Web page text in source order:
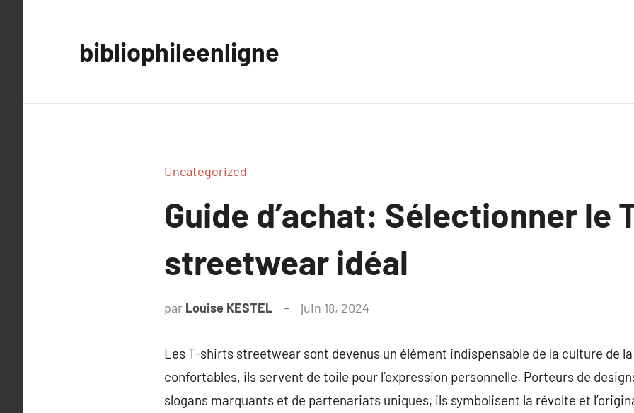
bibliophileenligne
Uncategorized
Guide d’achat: Sélectionner le
streetwear idéal
par Louise KESTEL juin 18, 2024
Les T-shirts streetwear sont devenus un élément indispensable de la culture de la
confortables, ils servent de toile pour l’expression personnelle. Porteurs de
slogans marquants et de partenariats uniques, ils symbolisent la révolte et